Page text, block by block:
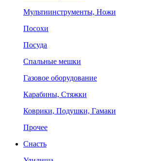
Мультиинструменты, Ножи
Посохи
Посуда
Спальные мешки
Газовое оборудование
Карабины, Стяжки
Коврики, Подушки, Гамаки
Прочее
Снасть